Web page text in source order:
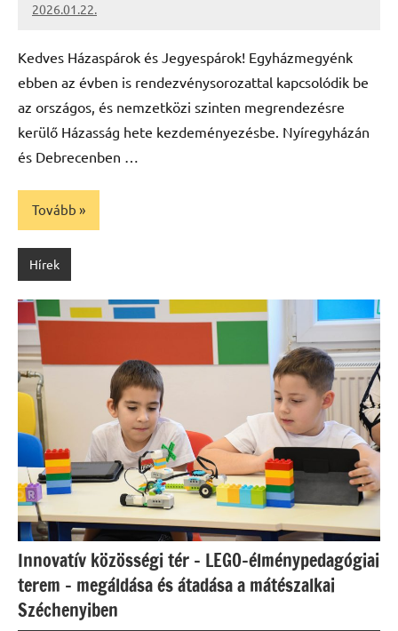
2026.01.22.
Leiszt
Kedves Házaspárok és Jegyespárok! Egyházmegyénk
ebben az évben is rendezvénysorozattal kapcsolódik be
az országos, és nemzetközi szinten megrendezésre
kerülő Házasság hete kezdeményezésbe. Nyíregyházán
és Debrecenben …
Tovább
Hírek
Innovatív közösségi tér – LEGO-élménypedagógiai
terem – megáldása és átadása a mátészalkai
Széchenyiben